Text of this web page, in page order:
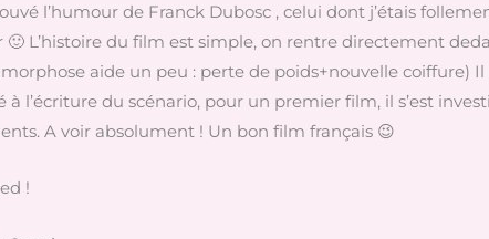
l’humour de Franck Dubosc , celui dont j’étais
L’histoire du film est simple, on rentre directement
aide un peu : perte de poids+nouvelle coiffure) Il
l’écriture du scénario, pour un premier film, il s’est
A voir absolument ! Un bon film français 😉
!